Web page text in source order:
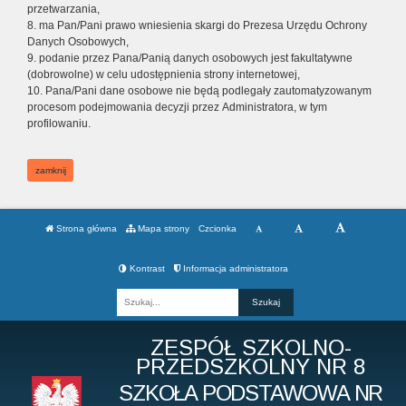
przetwarzania,
8. ma Pan/Pani prawo wniesienia skargi do Prezesa Urzędu Ochrony
Danych Osobowych,
9. podanie przez Pana/Panią danych osobowych jest fakultatywne
(dobrowolne) w celu udostępnienia strony internetowej,
10. Pana/Pani dane osobowe nie będą podlegały zautomatyzowanym
procesom podejmowania decyzji przez Administratora, w tym
profilowaniu.
zamknij
Strona główna Mapa strony Czcionka
Kontrast Informacja administratora
ZESPÓŁ SZKOLNO-
PRZEDSZKOLNY NR 8
SZKOŁA PODSTAWOWA NR